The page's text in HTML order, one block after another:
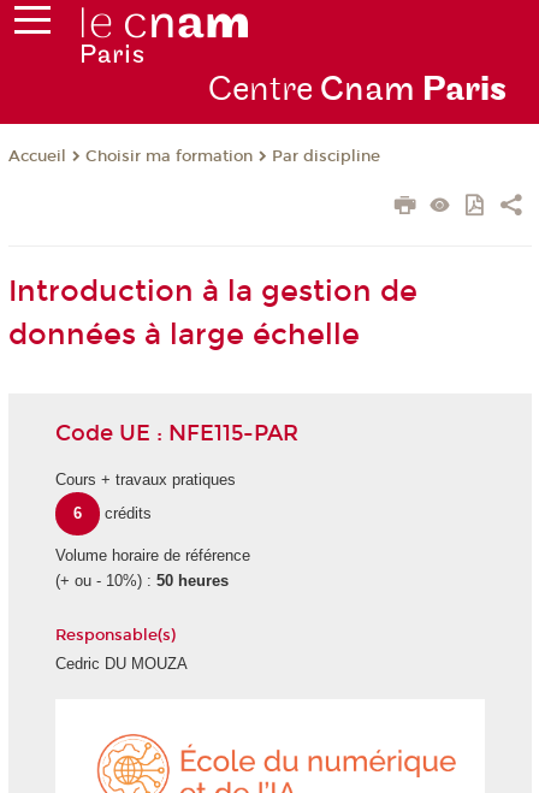
Centre Cnam Paris
Accueil Choisir ma formation Par discipline
Introduction à la gestion de
données à large échelle
Code UE : NFE115-PAR
Cours + travaux pratiques
6
crédits
Volume horaire de référence
(+ ou - 10%) : 50 heures
Responsable(s)
Cedric DU MOUZA